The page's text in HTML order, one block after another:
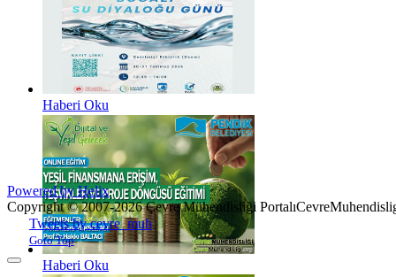
Haberi Oku
Haberi Oku
Powered by Helix
Copyright © 2007-2026 Çevre Mühendisliği Portalı
Joomla! 3 Templates
Tweets by cevre_muh
Goto Top